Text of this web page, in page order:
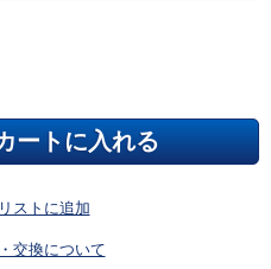
ストに追加
交換について